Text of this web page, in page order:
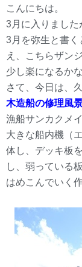
こんにちは。
3月に入りました
3月を弥生と書
え、こちらザン
少し楽になるか
さて、今日は、
木造船の修理風
漁船サンカクメ
大きな船内機（
体し、デッキ板
し、弱っている
はめこんでいく